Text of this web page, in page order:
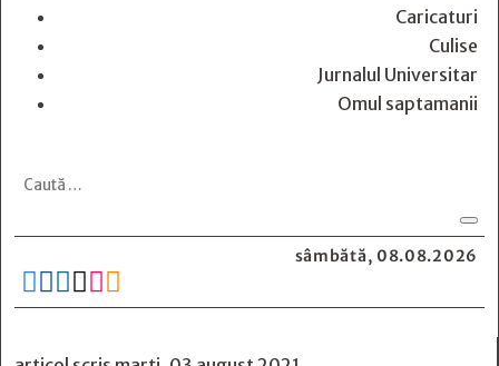
Caricaturi
Culise
Jurnalul Universitar
Omul saptamanii
sâmbătă, 08.08.2026
     